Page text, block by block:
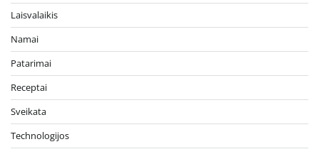
Laisvalaikis
Namai
Patarimai
Receptai
Sveikata
Technologijos